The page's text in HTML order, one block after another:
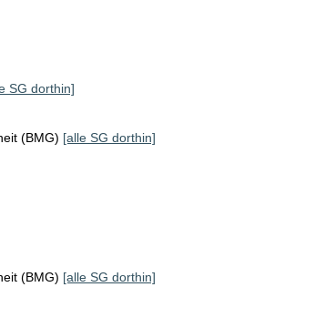
SG dorthin]
(BMG) [alle SG dorthin]
(BMG) [alle SG dorthin]